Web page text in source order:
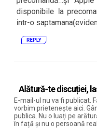
disponibile la
intr-o
REPLY
Alătură-te discuției,
E-mail-ul nu va fi publicat.
vorbim prietenește aici.
publica. Nu o luați pe
în față și nu o persoană